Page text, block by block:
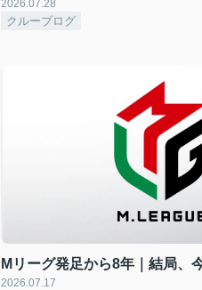
2026.07.28
クルーブログ
Mリーグ発足から8年｜結局、
2026.07.17